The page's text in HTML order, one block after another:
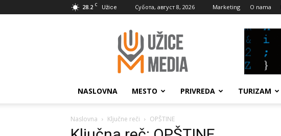
28.2 C Užice Субота, август 8, 2026 Marketing O nama
UžiceMedia
NASLOVNA MESTO PRIVREDA TURIZAM
Naslovna Ključne reči OPŠTINE